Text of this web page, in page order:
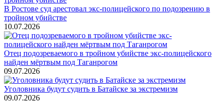
В Ростове суд арестовал экс-полицейского по подозрению в
тройном убийстве
10.07.2026
Отец подозреваемого в тройном убийстве экс-полицейского
найден мёртвым под Таганрогом
09.07.2026
Уголовника будут судить в Батайске за экстремизм
09.07.2026